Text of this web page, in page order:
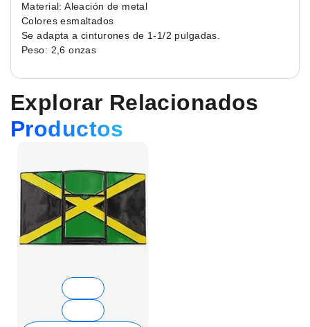
Material: Aleación de metal
Colores esmaltados
Se adapta a cinturones de 1-1/2 pulgadas.
Peso: 2,6 onzas
Explorar Relacionados
Productos